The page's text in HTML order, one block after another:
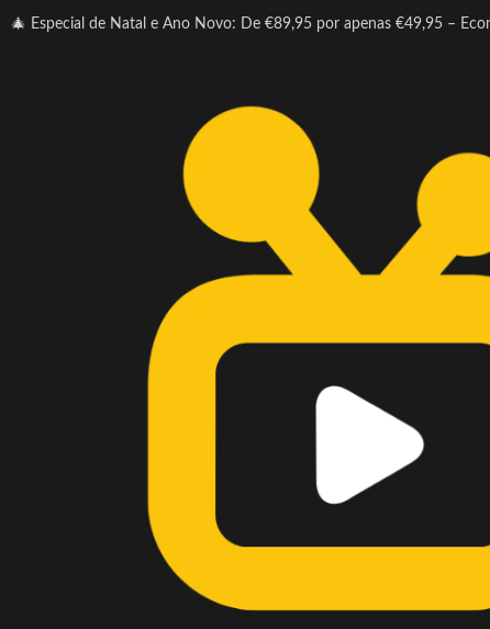
🎄 Especial de Natal e Ano Novo: De €89,95 por apenas €49,95 –